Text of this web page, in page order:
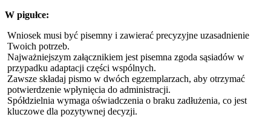
W pigułce:
Wniosek musi być pisemny i zawierać precyzyjne uzasadnienie
Twoich potrzeb.
Najważniejszym załącznikiem jest pisemna zgoda sąsiadów w
przypadku adaptacji części wspólnych.
Zawsze składaj pismo w dwóch egzemplarzach, aby otrzymać
potwierdzenie wpłynięcia do administracji.
Spółdzielnia wymaga oświadczenia o braku zadłużenia, co jest
kluczowe dla pozytywnej decyzji.